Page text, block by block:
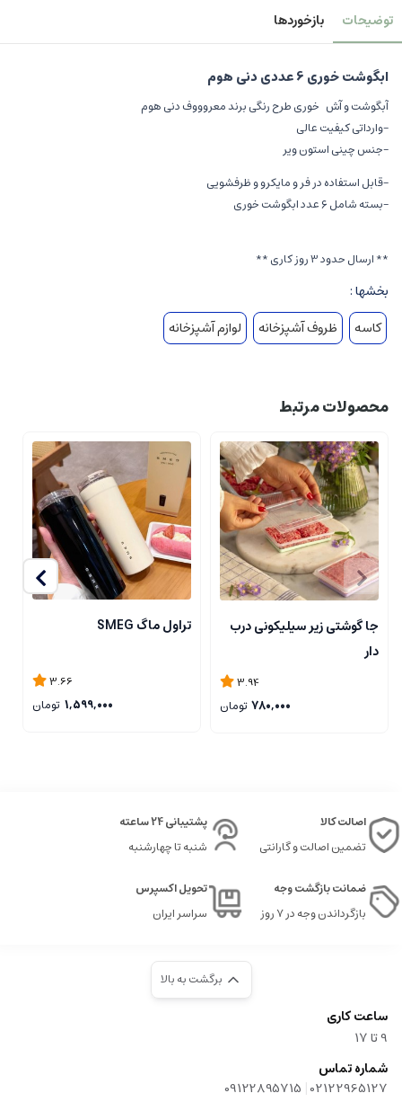
توضیحات بازخوردها
ابگوشت خوری 6 عددی دنی هوم
آبگوشت و آش خوری طرح رنگی برند معروووف دنی هوم
-وارداتی کیفیت عالی
-جنس چینی استون ویر
-قابل استفاده در فر و مایکرو و ظرفشویی
-بسته شامل ۶ عدد ابگوشت خوری
** ارسال حدود 3 روز کاری **
بخشها :
کاسه
ظروف آشپزخانه لوازم آشپزخانه
محصولات مرتبط
جا گوشتی زیر سیلیکونی درب
دار
3.94
780,000 تومان
تراول ماگ SMEG
3.66
1,599,000 تومان
اصالت کالا
تضمین اصالت و گارانتی
پشتیبانی 24 ساعته
شنبه تا چهارشنبه
ضمانت بازگشت وجه
بازگرداندن وجه در ۷ روز
تحویل اکسپرس
سراسر ایران
برگشت به بالا
ساعت کاری
9‌ تا ۱۷
شماره تماس
02122965127
|
09122895715